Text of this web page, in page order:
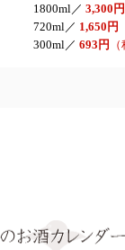
1800ml／ 3,300円
720ml／ 1,650円
300ml／ 693円